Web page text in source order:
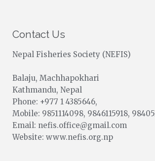
Contact Us
Nepal Fisheries Society (NEFIS)
Balaju, Machhapokhari
Kathmandu, Nepal
Phone: +977 1 4385646,
Mobile: 9851114098, 9846115918,
Email: nefis.office@gmail.com
Website: www.nefis.org.np